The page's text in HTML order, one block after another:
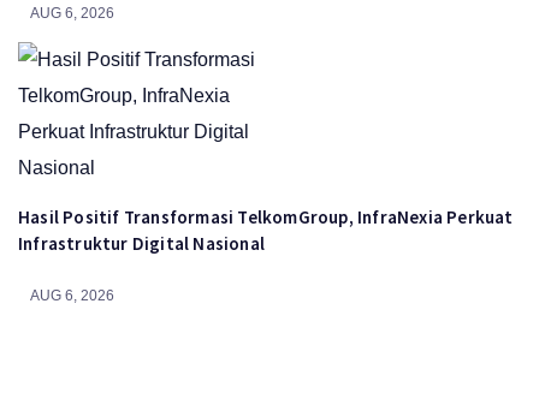
AUG 6, 2026
Hasil Positif Transformasi TelkomGroup, InfraNexia Perkuat
Infrastruktur Digital Nasional
AUG 6, 2026